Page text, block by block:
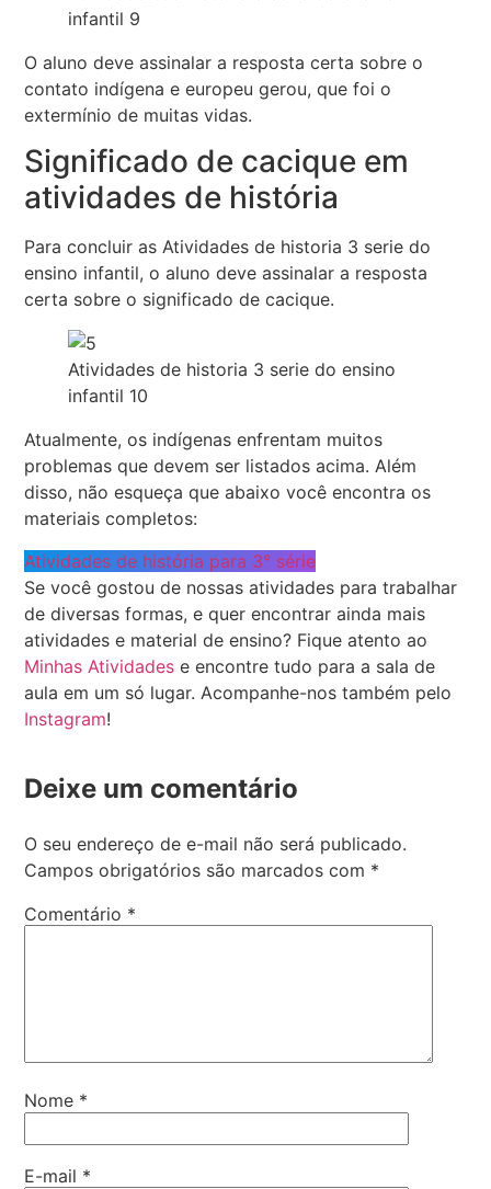
infantil 9
O aluno deve assinalar a resposta certa sobre o
contato indígena e europeu gerou, que foi o
extermínio de muitas vidas.
Significado de cacique em
atividades de história
Para concluir as Atividades de historia 3 serie do
ensino infantil, o aluno deve assinalar a resposta
certa sobre o significado de cacique.
Atividades de historia 3 serie do ensino
infantil 10
Atualmente, os indígenas enfrentam muitos
problemas que devem ser listados acima. Além
disso, não esqueça que abaixo você encontra os
materiais completos:
Atividades de história para 3° série
Se você gostou de nossas atividades para trabalhar
de diversas formas, e quer encontrar ainda mais
atividades e material de ensino? Fique atento ao
Minhas Atividades e encontre tudo para a sala de
aula em um só lugar. Acompanhe-nos também pelo
Instagram!
Deixe um comentário
O seu endereço de e-mail não será publicado.
Campos obrigatórios são marcados com *
Comentário *
Nome *
E-mail *